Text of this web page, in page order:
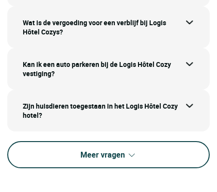
Wat is de vergoeding voor een verblijf bij Logis
Hôtel Cozys?
Kan ik een auto parkeren bij de Logis Hôtel Cozy
vestiging?
Zijn huisdieren toegestaan in het Logis Hôtel Cozy
hotel?
Meer vragen